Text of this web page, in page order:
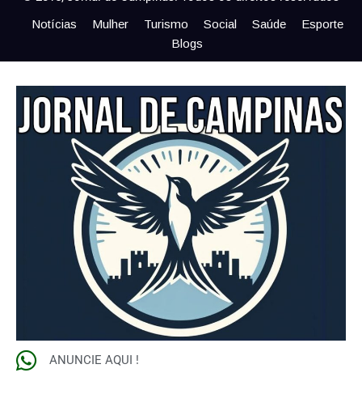
Notícias Mulher Turismo Social Saúde
Esporte
Blogs
ANUNCIE AQUI !